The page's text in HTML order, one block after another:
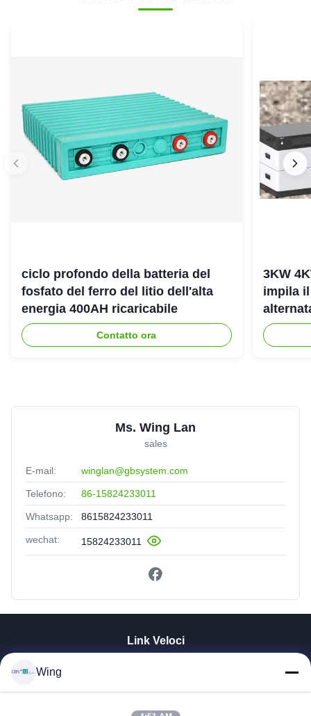
ciclo profondo della batteria del
fosfato del ferro del litio dell'alta
energia 400AH ricaricabile
Contatto ora
3KW
impila
Ms. Wing Lan
sales
E-mail: winglan@gbsystem.com
Telefono: 86-15824233011
Whatsapp: 8615824233011
wechat: 15824233011
Link Veloci
Wing